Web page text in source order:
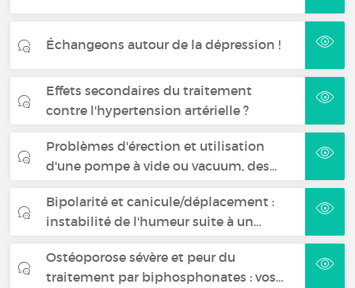
Échangeons autour de la dépression !
Effets secondaires du traitement
contre l'hypertension artérielle ?
Problèmes d'érection et utilisation
d'une pompe à vide ou vacuum, des…
Bipolarité et canicule/déplacement :
instabilité de l'humeur suite à un…
Ostéoporose sévère et peur du
traitement par biphosphonates : vos…